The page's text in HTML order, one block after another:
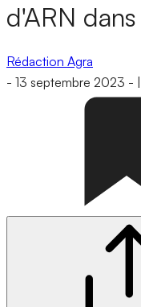
d'ARN
Rédaction Agra
- 13 septembre 2023 -